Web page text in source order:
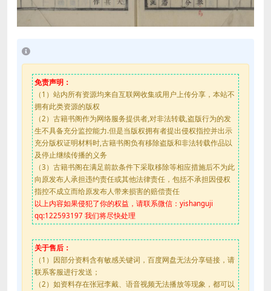
免责声明：
（1）站内所有资源均来自互联网收集或用户上传分享，本站不
拥有此类资源的版权
（2）古籍书阁作为网络服务提供者,对非法转载,盗版行为的发
生不具备充分监控能力.但是当版权拥有者提出侵权指控并出示
充分版权证明材料时,古籍书阁负有移除盗版和非法转载作品以
及停止继续传播的义务
（3）古籍书阁在满足前款条件下采取移除等相应措施后不为此
向原发布人承担违约责任或其他法律责任，包括不承担因侵权
指控不成立而给原发布人带来损害的赔偿责任
以上内容如果侵犯了你的权益，请联系微信：yishanguji
qq:122593197 我们将尽快处理
关于售后：
（1）因部分资料含有敏感关键词，百度网盘无法分享链接，请
联系客服进行发送；
（2）如资料存在张冠李戴、语音视频无法播放等现象，都可以